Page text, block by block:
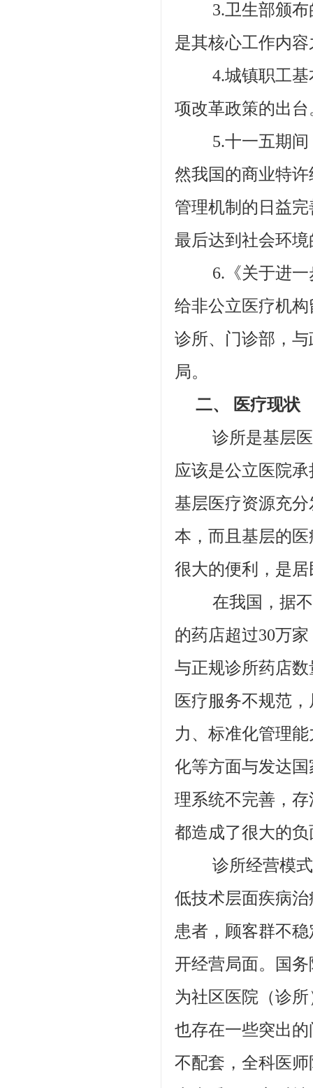
3.卫生部颁布的
是其核心工作内
4.城镇职工基本
项改革政策的出台
5.十一五期间，
然我国的商业特
管理机制的日益
最后达到社会环
6.《关于进一步
给非公立医疗机
诊所、门诊部，
局。
二、 医疗现状
诊所是基层医
应该是公立医院
基层医疗资源充
本，而且基层的
很大的便利，是
在我国，据不
的药店超过30万
与正规诊所药店
医疗服务不规范
力、标准化管理
化等方面与发达
理系统不完善，
都造成了很大的
诊所经营模式
低技术层面疾病
患者，顾客群不
开经营局面。国
为社区医院（诊
也存在一些突出
不配套，全科医